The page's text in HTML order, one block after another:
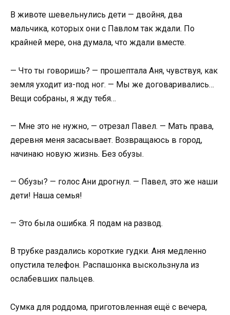
В животе шевельнулись дети — двойня, два
мальчика, которых они с Павлом так ждали. По
крайней мере, она думала, что ждали вместе.
— Что ты говоришь? — прошептала Аня, чувствуя, как
земля уходит из-под ног. — Мы же договаривались…
Вещи собраны, я жду тебя…
— Мне это не нужно, — отрезал Павел. — Мать права,
деревня меня засасывает. Возвращаюсь в город,
начинаю новую жизнь. Без обузы.
— Обузы? — голос Ани дрогнул. — Павел, это же наши
дети! Наша семья!
— Это была ошибка. Я подам на развод.
В трубке раздались короткие гудки. Аня медленно
опустила телефон. Распашонка выскользнула из
ослабевших пальцев.
Сумка для роддома, приготовленная ещё с вечера,